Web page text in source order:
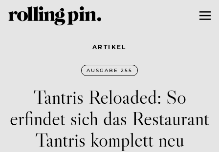
ARTIKEL
AUSGABE 255
Tantris Reloaded: So
erfindet sich das Restaurant
Tantris komplett neu